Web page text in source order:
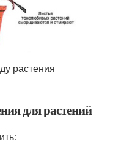
растения
для растений